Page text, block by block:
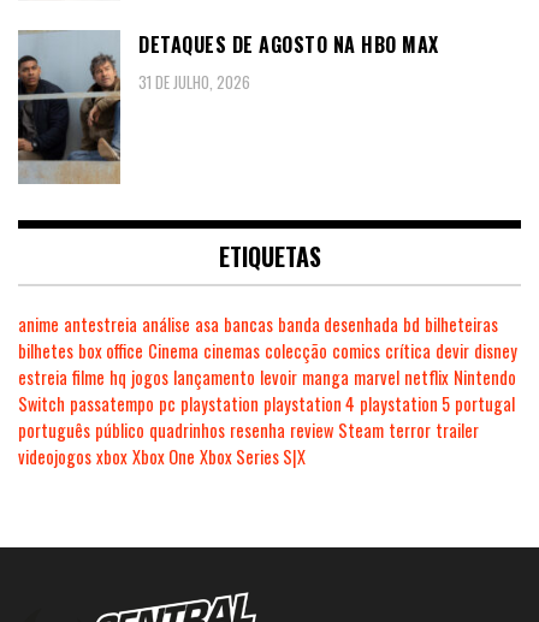
DETAQUES DE AGOSTO NA HBO MAX
31 DE JULHO, 2026
ETIQUETAS
anime antestreia análise asa bancas banda desenhada bd bilheteiras
bilhetes box office Cinema cinemas colecção comics crítica devir disney
estreia filme hq jogos lançamento levoir manga marvel netflix Nintendo
Switch passatempo pc playstation playstation 4 playstation 5 portugal
português público quadrinhos resenha review Steam terror trailer
videojogosxboxXbox One Xbox Series S|X